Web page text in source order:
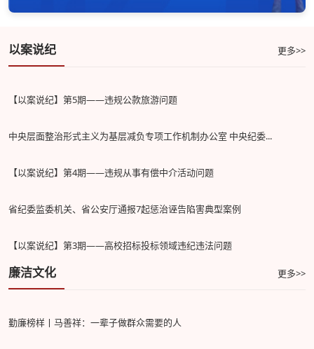
以案说纪 更多>>
【以案说纪】第5期——违规公款旅游问题
中央层面整治形式主义为基层减负专项工作机制办公室 中央纪委...
【以案说纪】第4期——违规从事有偿中介活动问题
省纪委监委机关、省公安厅通报7起惩治诬告陷害典型案例
【以案说纪】第3期——高校招标投标领域违纪违法问题
廉洁文化 更多>>
勤廉榜样丨马善祥：一辈子做群众需要的人